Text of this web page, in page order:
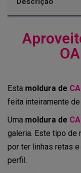
Esta moldura de
feita inteiramente de
Uma moldura de
galeria. Este tipo de
por ter linhas retas
perfil.